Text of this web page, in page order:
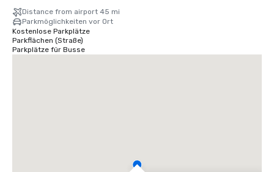
Distance from airport 45 mi
Parkmöglichkeiten vor Ort
Kostenlose Parkplätze
Parkflächen (Straße)
Parkplätze für Busse